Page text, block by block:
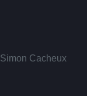
Simon Cacheux